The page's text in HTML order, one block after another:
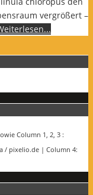
vergrößert –
Column 1, 2, 3 :
/ pixelio.de | Column 4: